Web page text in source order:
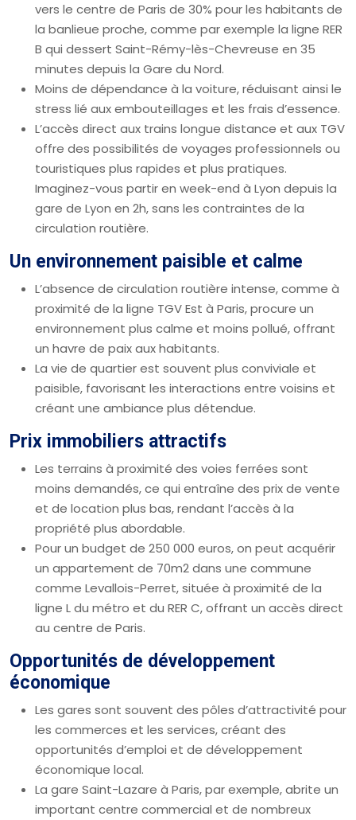
vers le centre de Paris de 30% pour les habitants de
la banlieue proche, comme par exemple la ligne RER
B qui dessert Saint-Rémy-lès-Chevreuse en 35
minutes depuis la Gare du Nord.
Moins de dépendance à la voiture, réduisant ainsi le
stress lié aux embouteillages et les frais d’essence.
L’accès direct aux trains longue distance et aux TGV
offre des possibilités de voyages professionnels ou
touristiques plus rapides et plus pratiques.
Imaginez-vous partir en week-end à Lyon depuis la
gare de Lyon en 2h, sans les contraintes de la
circulation routière.
Un environnement paisible et calme
L’absence de circulation routière intense, comme à
proximité de la ligne TGV Est à Paris, procure un
environnement plus calme et moins pollué, offrant
un havre de paix aux habitants.
La vie de quartier est souvent plus conviviale et
paisible, favorisant les interactions entre voisins et
créant une ambiance plus détendue.
Prix immobiliers attractifs
Les terrains à proximité des voies ferrées sont
moins demandés, ce qui entraîne des prix de vente
et de location plus bas, rendant l’accès à la
propriété plus abordable.
Pour un budget de 250 000 euros, on peut acquérir
un appartement de 70m2 dans une commune
comme Levallois-Perret, située à proximité de la
ligne L du métro et du RER C, offrant un accès direct
au centre de Paris.
Opportunités de développement
économique
Les gares sont souvent des pôles d’attractivité pour
les commerces et les services, créant des
opportunités d’emploi et de développement
économique local.
La gare Saint-Lazare à Paris, par exemple, abrite un
important centre commercial et de nombreux